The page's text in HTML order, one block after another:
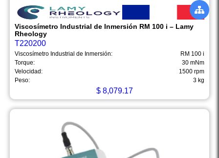
Viscosímetro Industrial de Inmersión RM 100 i – Lamy
Rheology
T220200
Viscosímetro Industrial de Inmersión:
RM 100 i
Torque:
30 mNm
Velocidad:
1500 rpm
Peso:
3 kg
$8,079.17